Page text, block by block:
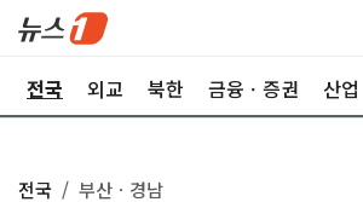
전국 외교 북한 금융ㆍ증권 산업
전국 부산ㆍ경남